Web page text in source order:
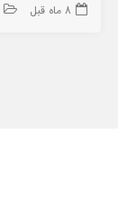
8 ماه قبل